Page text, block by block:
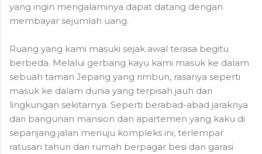
yang ingin mengalaminya dapat datang dengan
membayar sejumlah uang.
Ruang yang kami masuki sejak awal terasa begitu
berbeda. Melalui gerbang kayu kami masuk ke dalam
sebuah taman Jepang yang rimbun, rasanya seperti
masuk ke dalam dunia yang terpisah jauh dari
lingkungan sekitarnya. Seperti berabad-abad jaraknya
dari bangunan mansion dan apartemen yang kaku di
sepanjang jalan menuju kompleks ini, terlempar
ratusan tahun dari rumah berpagar besi dan garasi